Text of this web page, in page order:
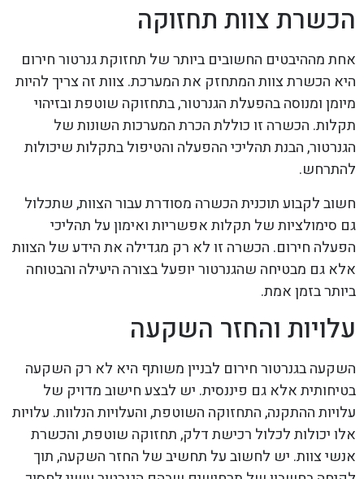
הכשרת צוות תחזוקה
אחת מההיבטים החשובים ביותר של תחזוקת גנרטור חירום
היא הכשרת צוות המתחזק את המערכת. צוות זה צריך להיות
מיומן ומנוסה בהפעלת הגנרטור, בתחזוקה שוטפת ובזיהוי
תקלות. הכשרה זו כוללת הכרת המערכות השונות של
הגנרטור, הבנת תהליכי ההפעלה והטיפול בתקלות שיכולות
להתרחש.
חשוב לקבוע תוכנית הכשרה מסודרת עבור הצוות, שתכלול
גם סימולציות של תקלות אפשריות ואימון על תהליכי
הפעלה חירום. הכשרה זו לא רק מגדילה את הידע של הצוות
אלא גם מבטיחה שהגנרטור יופעל בצורה היעילה והבטוחה
ביותר בזמן אמת.
עלויות והחזר השקעה
השקעה בגנרטור חירום לבניין משותף היא לא רק השקעה
בטיחותית אלא גם פיננסית. יש לבצע חישוב מדויק של
עלויות ההתקנה, התחזוקה השוטפת, והעלויות הנלוות. עלויות
אלו יכולות לכלול רכישת דלק, תחזוקה שוטפת, והכשרת
אנשי צוות. יש לחשוב על תחשיב של החזר השקעה, תוך